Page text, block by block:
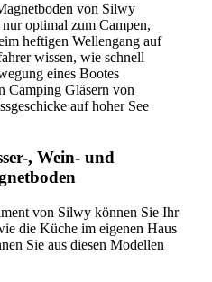
von Silwy
optimal zum Campen,
heftigen Wellengang auf
wissen, wie schnell
eines Bootes
Camping Gläsern von
auf hoher See
, Wein- und
von Silwy können Sie Ihr
die Küche im eigenen Haus
Sie aus diesen Modellen